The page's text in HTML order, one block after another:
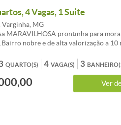
4 Vagas, 1 Suite
Varginha, MG
MARAVILHOSA prontinha para
nobre e de alta valorização a 10
em VARGINHA_MG<br /><br />A
250 m2 área construída<br /><br
/><br />Ao nível da rua;<br /><br /
2 vagas cobertas. <br /><br />Piscina
QUARTO(S) VAGA(S)
4 3
Ver